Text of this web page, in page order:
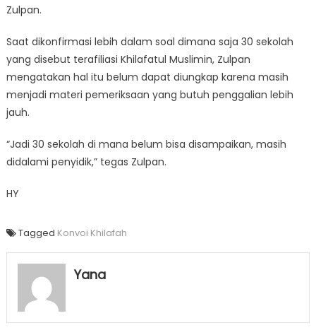
Zulpan.
Saat dikonfirmasi lebih dalam soal dimana saja 30 sekolah
yang disebut terafiliasi Khilafatul Muslimin, Zulpan
mengatakan hal itu belum dapat diungkap karena masih
menjadi materi pemeriksaan yang butuh penggalian lebih
jauh.
“Jadi 30 sekolah di mana belum bisa disampaikan, masih
didalami penyidik,” tegas Zulpan.
HY
Tagged Konvoi Khilafah
Yana